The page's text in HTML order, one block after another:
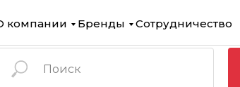
Сотрудничество
Бренды
компании